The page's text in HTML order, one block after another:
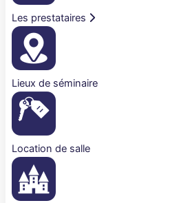
Les prestataires
Lieux de séminaire
Location de salle